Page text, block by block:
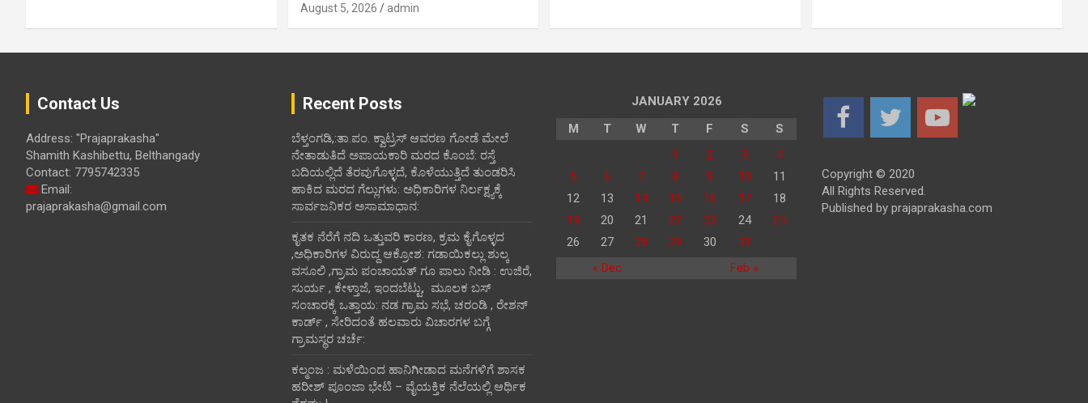
August 5, 2026 admin
Contact Us
Address: "Prajaprakasha"
Shamith Kashibettu, Belthangady
Contact: 7795742335
Email:
prajaprakasha@gmail.com
Recent Posts
ಬೆಳ್ತಂಗಡಿ,:ತಾ.ಪಂ‌. ಕ್ವಾಟ್ರಸ್ ಆವರಣ ಗೋಡೆ ಮೇಲೆ
ನೇತಾಡುತಿದೆ ಅಪಾಯಕಾರಿ ಮರದ ಕೊಂಬೆ: ರಸ್ತೆ
ಬದಿಯಲ್ಲಿದೆ ತೆರವುಗೊಳ್ಳದೆ, ಕೊಳೆಯುತ್ತಿದೆ ತುಂಡರಿಸಿ
ಹಾಕಿದ ಮರದ ಗೆಲ್ಲುಗಳು: ಅಧಿಕಾರಿಗಳ ನಿರ್ಲಕ್ಷ್ಯಕ್ಕೆ
ಸಾರ್ವಜನಿಕರ ಅಸಾಮಾಧಾನ:
ಕೃತಕ ನೆರೆಗೆ ನದಿ ಒತ್ತುವರಿ ಕಾರಣ, ಕ್ರಮ ಕೈಗೊಳ್ಳದ
,ಅಧಿಕಾರಿಗಳ ವಿರುದ್ದ ಆಕ್ರೋಶ: ಗಡಾಯಿಕಲ್ಲು ಶುಲ್ಕ
ವಸೂಲಿ ,ಗ್ರಾಮ ಪಂಚಾಯತ್ ಗೂ ಪಾಲು ನೀಡಿ : ಉಜಿರೆ,
ಸುರ್ಯ , ಕೇಳ್ತಾಜೆ, ಇಂದಬೆಟ್ಟು, ಮೂಲಕ ಬಸ್
ಸಂಚಾರಕ್ಕೆ ಒತ್ತಾಯ: ನಡ ಗ್ರಾಮ ಸಭೆ, ಚರಂಡಿ , ರೇಶನ್
ಕಾರ್ಡ್ , ಸೇರಿದಂತೆ ಹಲವಾರು ವಿಚಾರಗಳ ಬಗ್ಗೆ
ಗ್ರಾಮಸ್ಥರ ಚರ್ಚೆ:
ಕಲ್ಮಂಜ : ಮಳೆಯಿಂದ ಹಾನಿಗೀಡಾದ ಮನೆಗಳಿಗೆ ಶಾಸಕ
ಹರೀಶ್ ಪೂಂಜಾ ಭೇಟಿ – ವೈಯಕ್ತಿಕ ನೆಲೆಯಲ್ಲಿ ಆರ್ಥಿಕ‌
JANUARY 2026
M
T W T F S S
« Dec Feb »
1 2 3
4
5
6 7 8 9 10
11
12
13 14 15 16 17
18
19
20 21 22 23 24
25
26
27 28 29 30 31
Copyright © 2020
All Rights Reserved.
Published by prajaprakasha.com